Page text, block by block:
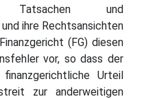
Tatsachen und
ihre Rechtsansichten
(FG) diesen
vor, so dass der
Urteil
zur anderweitigen